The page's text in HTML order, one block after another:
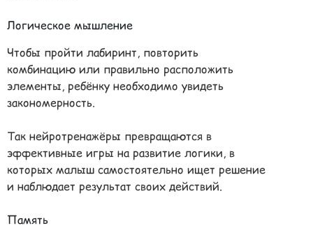
Логическое мышление
Чтобы пройти лабиринт, повторить
комбинацию или правильно расположить
элементы, ребёнку необходимо увидеть
закономерность.
Так нейротренажёры превращаются в
эффективные игры на развитие логики, в
которых малыш самостоятельно ищет решение
и наблюдает результат своих действий.
Память